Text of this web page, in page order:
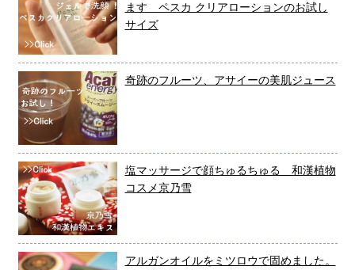
ます ペスカ クリアローションのお試し
サイズ
奇跡のフルーツ、アサイーの美肌ジュース
塩マッサージで顔ちゅるちゅる 和漢植物
コスメ京乃雪
アルガンオイルをミツロウで固めました。